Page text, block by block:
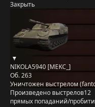
Закрыть
NIKOLA5940 [MEKC_]
Об. 263
Уничтожен выстрелом
Произведено выстрелов12
прямых попаданий/